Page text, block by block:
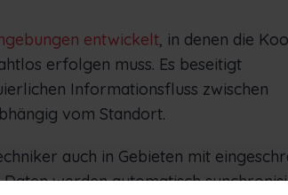
entwickelt, in denen die
erfolgen muss. Es beseitigt
Informationsfluss zwischen
vom Standort.
auch in Gebieten mit
werden automatisch